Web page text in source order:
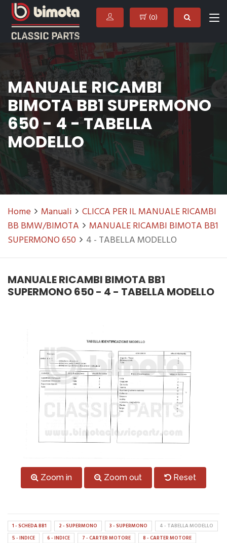
(0)
MANUALE RICAMBI
BIMOTA BB1 SUPERMONO
650 - 4 - TABELLA
MODELLO
Home Manuali
CLICCA PER IL MANUALE RICAMBI
BB BMW/BIMOTA
MANUALE RICAMBI BIMOTA BB1
SUPERMONO 650
4 - TABELLA MODELLO
MANUALE RICAMBI BIMOTA BB1
SUPERMONO 650 - 4 - TABELLA MODELLO
Zoom in Zoom out Reset
1 - SCHEDA BB1 2 - SUPERMONO 3 - SUPERMONO
4 - TABELLA MODELLO
5 - INDICE
6 - INDICE 7 - CARTER MOTORE
8 - CARTER MOTORE